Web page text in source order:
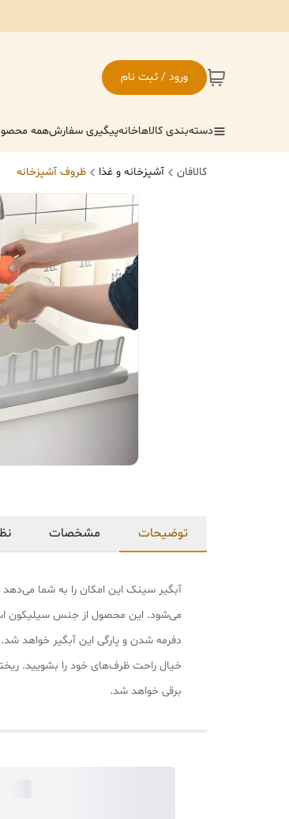
ورود / ثبت نام
دسته‌بندی کالاهاخانهپیگیری سفارشهمه
کالافان آشپزخانه و غذا ظروف آشپزخانه
توضیحات مشخصات
آبگیر سینک این امکان را به شما
می‌شود. این محصول از جنس سیلیکون
خیال راحت ظرف‌های خود را بشویید.
برقی خواهد شد.